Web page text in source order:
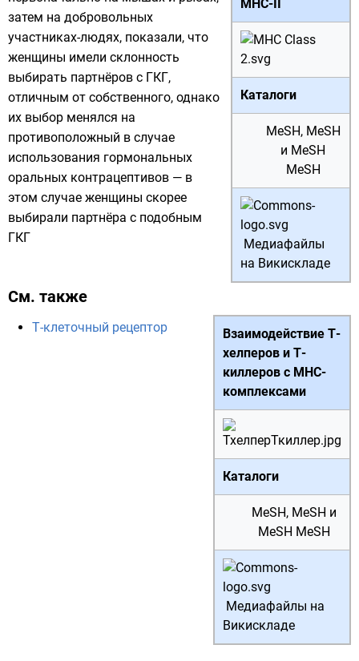
MHC-II
Каталоги
MeSH, MeSH
и MeSH
MeSH
Медиафайлы
на Викискладе
Взаимодействие Т-
хелперов и Т-
киллеров с MHC-
комплексами
Каталоги
MeSH, MeSH и
MeSH MeSH
Медиафайлы на
Викискладе
затем на добровольных
участниках-людях, показали, что
женщины имели склонность
выбирать партнёров с ГКГ,
отличным от собственного, однако
их выбор менялся на
противоположный в случае
использования гормональных
оральных контрацептивов — в
этом случае женщины скорее
выбирали партнёра с подобным
ГКГ
См. также
Т-клеточный рецептор